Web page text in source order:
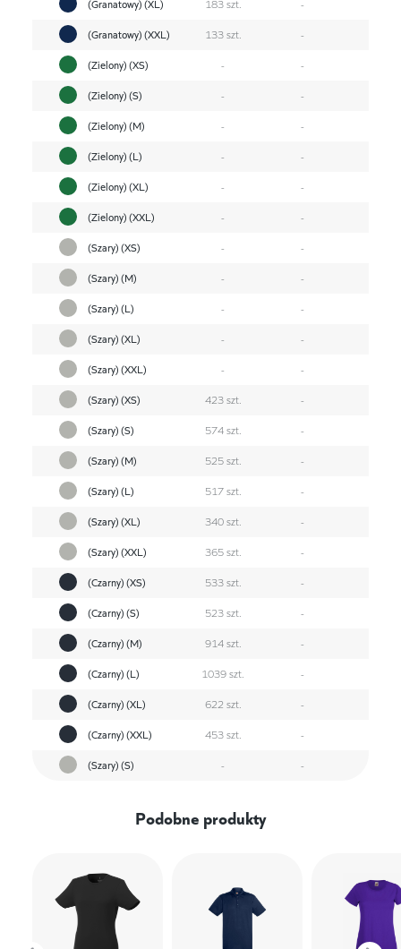
(Granatowy) (XL) 183 szt.
-
(Granatowy) (XXL)
133 szt.
-
(Zielony) (XS)
-
-
(Zielony) (S)
-
-
(Zielony) (M)
-
-
(Zielony) (L)
-
-
(Zielony) (XL)
-
-
(Zielony) (XXL)
-
-
(Szary) (XS)
-
-
(Szary) (M)
-
-
(Szary) (L)
-
-
(Szary) (XL)
-
-
(Szary) (XXL)
-
-
(Szary) (XS)
423 szt.
-
(Szary) (S)
574 szt.
-
(Szary) (M)
525 szt.
-
(Szary) (L)
517 szt.
-
(Szary) (XL)
340 szt.
-
(Szary) (XXL)
365 szt.
-
(Czarny) (XS)
533 szt.
-
(Czarny) (S)
523 szt.
-
(Czarny) (M)
914 szt.
-
(Czarny) (L)
1039 szt.
-
(Czarny) (XL)
622 szt.
-
(Czarny) (XXL)
453 szt.
-
(Szary) (S)
- -
Podobne produkty